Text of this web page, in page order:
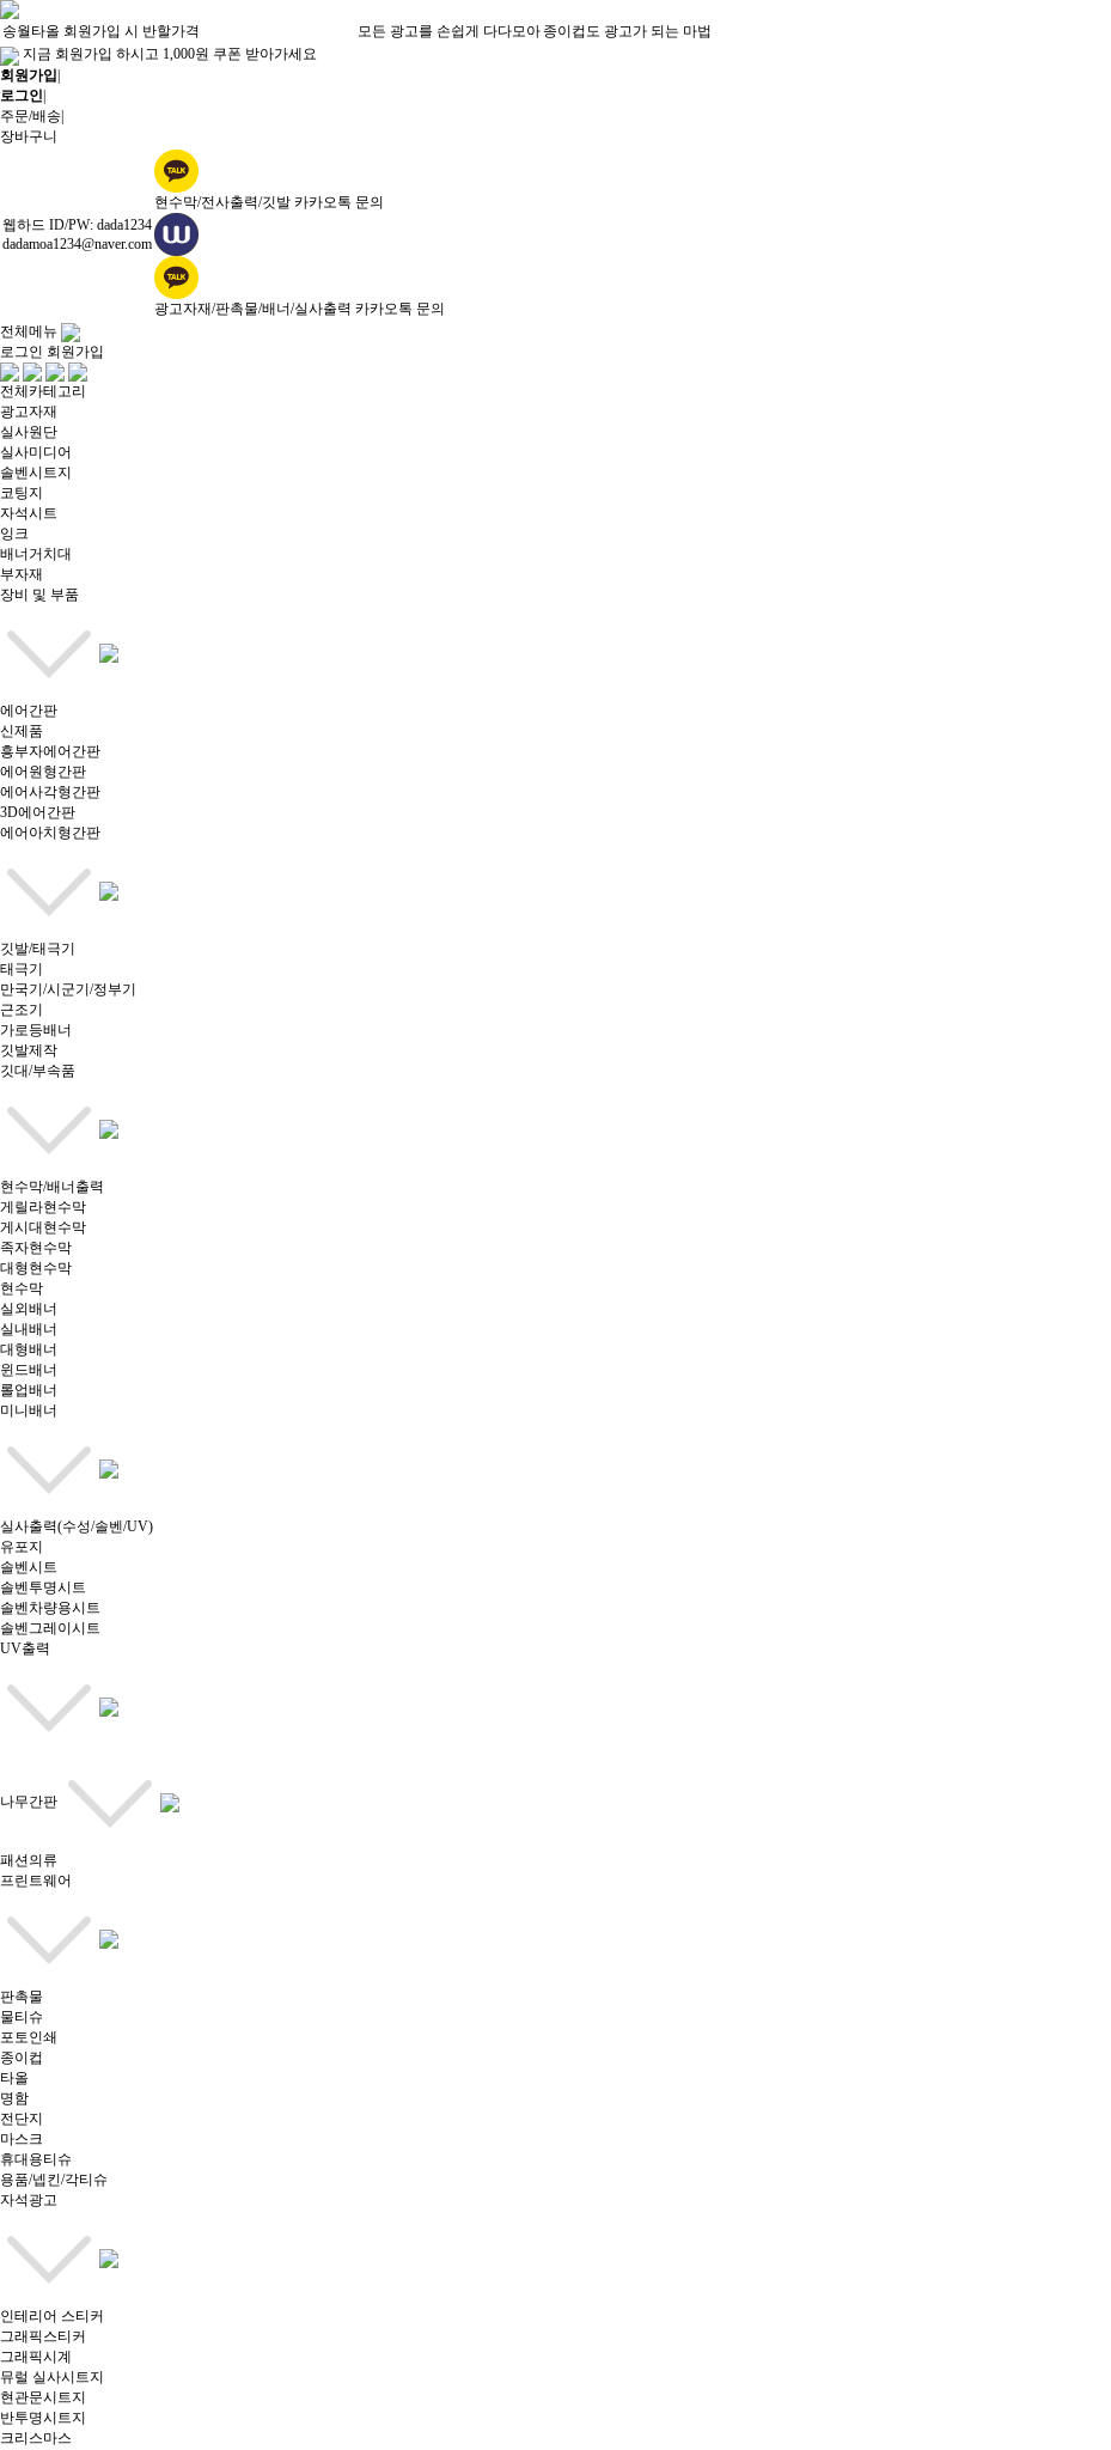
송월타올 회원가입 시 반할가격 모든 광고를 손쉽게 다다모아 종이컵도 광고가 되는 마법
지금 회원가입 하시고 1,000원 쿠폰 받아가세요
회원가입|
로그인|
주문/배송|
장바구니
웹하드 ID/PW: dada1234
dadamoa1234@naver.com
현수막/전사출력/깃발 카카오톡 문의
광고자재/판촉물/배너/실사출력 카카오톡 문의
전체메뉴
로그인 회원가입
전체카테고리
광고자재
실사원단
실사미디어
솔벤시트지
코팅지
자석시트
잉크
배너거치대
부자재
장비 및 부품
에어간판
신제품
흥부자에어간판
에어원형간판
에어사각형간판
3D에어간판
에어아치형간판
깃발/태극기
태극기
만국기/시군기/정부기
근조기
가로등배너
깃발제작
깃대/부속품
현수막/배너출력
게릴라현수막
게시대현수막
족자현수막
대형현수막
현수막
실외배너
실내배너
대형배너
윈드배너
롤업배너
미니배너
실사출력(수성/솔벤/UV)
유포지
솔벤시트
솔벤투명시트
솔벤차량용시트
솔벤그레이시트
UV출력
나무간판
패션의류
프린트웨어
판촉물
물티슈
포토인쇄
종이컵
타올
명함
전단지
마스크
휴대용티슈
용품/넵킨/각티슈
자석광고
인테리어 스티커
그래픽스티커
그래픽시계
뮤럴 실사시트지
현관문시트지
반투명시트지
크리스마스